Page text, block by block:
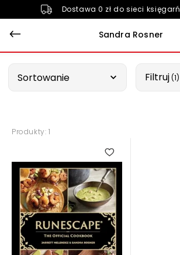
Dostawa 0 zł do sieci księgarń
Sandra Rosner
Sortowanie Filtruj (1)
Produkty: 1